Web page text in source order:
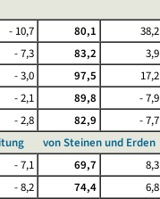
- 10,7 80,1 38,2
- 7,3 83,2 3,9
- 3,0 97,5 17,2
- 2,1 89,8 - 7,9
- 2,8 82,9 - 7,7
von Steinen und Erden
- 7,1 69,7 8,3
- 8,2 74,4 6,8